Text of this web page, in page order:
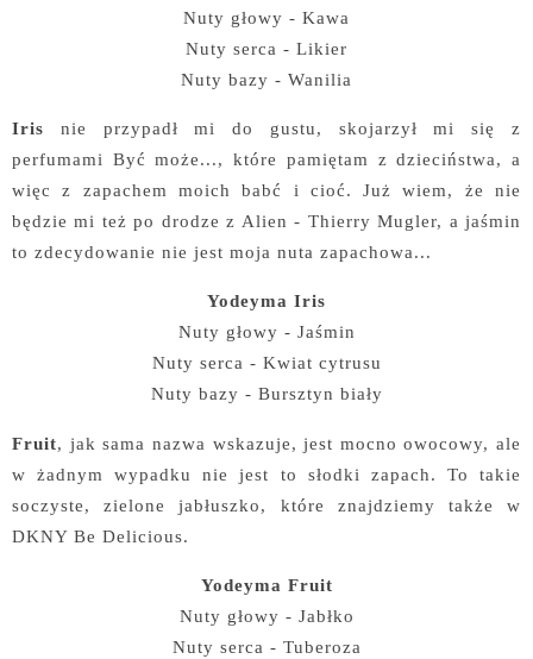
Nuty głowy - Kawa
Nuty serca - Likier
Nuty bazy - Wanilia
Iris nie przypadł mi do gustu, skojarzył mi się z
perfumami Być może..., które pamiętam z dzieciństwa, a
więc z zapachem moich babć i cioć. Już wiem, że nie
będzie mi też po drodze z Alien - Thierry Mugler, a jaśmin
to zdecydowanie nie jest moja nuta zapachowa...
Yodeyma Iris
Nuty głowy - Jaśmin
Nuty serca - Kwiat cytrusu
Nuty bazy - Bursztyn biały
Fruit, jak sama nazwa wskazuje, jest mocno owocowy, ale
w żadnym wypadku nie jest to słodki zapach. To takie
soczyste, zielone jabłuszko, które znajdziemy także w
DKNY Be Delicious.
Yodeyma Fruit
Nuty głowy - Jabłko
Nuty serca - Tuberoza